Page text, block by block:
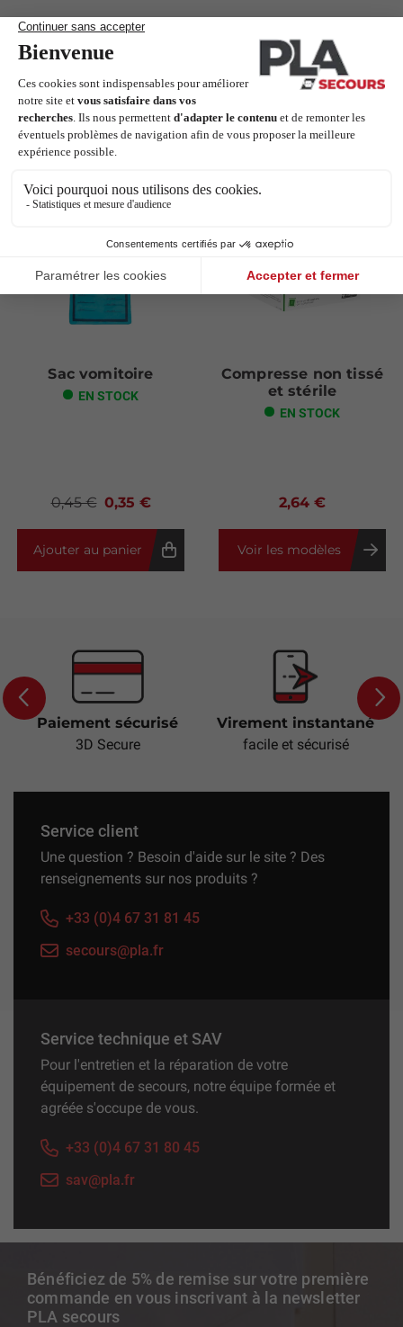
Ajouter au panier
Les clients qui ont acheté ce produit
ont également acheté :
Sac vomitoire
EN STOCK
0,35 €
0,45 €
Ajouter au panier
Compresse non tissé
et stérile
EN STOCK
2,64 €
Voir les modèles
Previous
Paiement sécurisé
3D Secure
Virement instantané
facile et sécurisé
Bénéficiez de 5% de remise sur votre première
commande en vous inscrivant à la newsletter
PLA secours
Service client
Une question ? Besoin d'aide sur le site ? Des
renseignements sur nos produits ?
+33 (0)4 67 31 81 45
secours@pla.fr
Service technique et SAV
Pour l'entretien et la réparation de votre
équipement de secours, notre équipe formée et
agréée s'occupe de vous.
+33 (0)4 67 31 80 45
sav@pla.fr